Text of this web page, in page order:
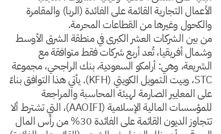
الأعمال التجارية القائمة على الفائدة (الربا) والمقامرة
والكحول وغيرها من القطاعات المحرمة.
من بين الشركات العشر الكبرى في منطقة الشرق الأوسط
وشمال أفريقيا، تُعد أربع شركات فقط متوافقة مع
الشريعة، وهي: أرامكو السعودية، بنك الراجحي، مجموعة
STC، وبيت التمويل الكويتي (KFH). يأتي هذا التوافق بناءً
على المعايير الصارمة لهيئة المحاسبة والمراجعة
للمؤسسات المالية الإسلامية (AAOIFI)، التي تشترط ألا
تتجاوز الديون القائمة على الفائدة 30% من رأس المال